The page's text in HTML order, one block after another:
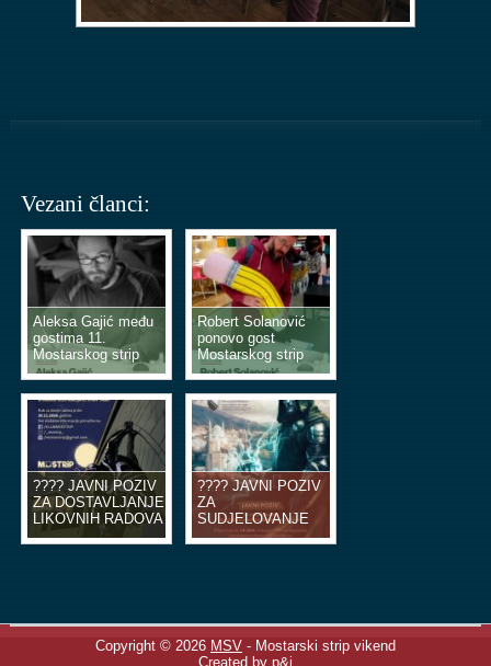
Vezani članci:
Aleksa Gajić među
gostima 11.
Mostarskog strip
vikenda
Robert Solanović
ponovo gost
Mostarskog strip
vikenda
???? JAVNI POZIV
ZA DOSTAVLJANJE
LIKOVNIH RADOVA
U OBLIKU
???? JAVNI POZIV
ZA
SUDJELOVANJE
NA EDUKACIJSKIM
Copyright © 2026 MSV- Mostarski strip vikend
Created by p&j